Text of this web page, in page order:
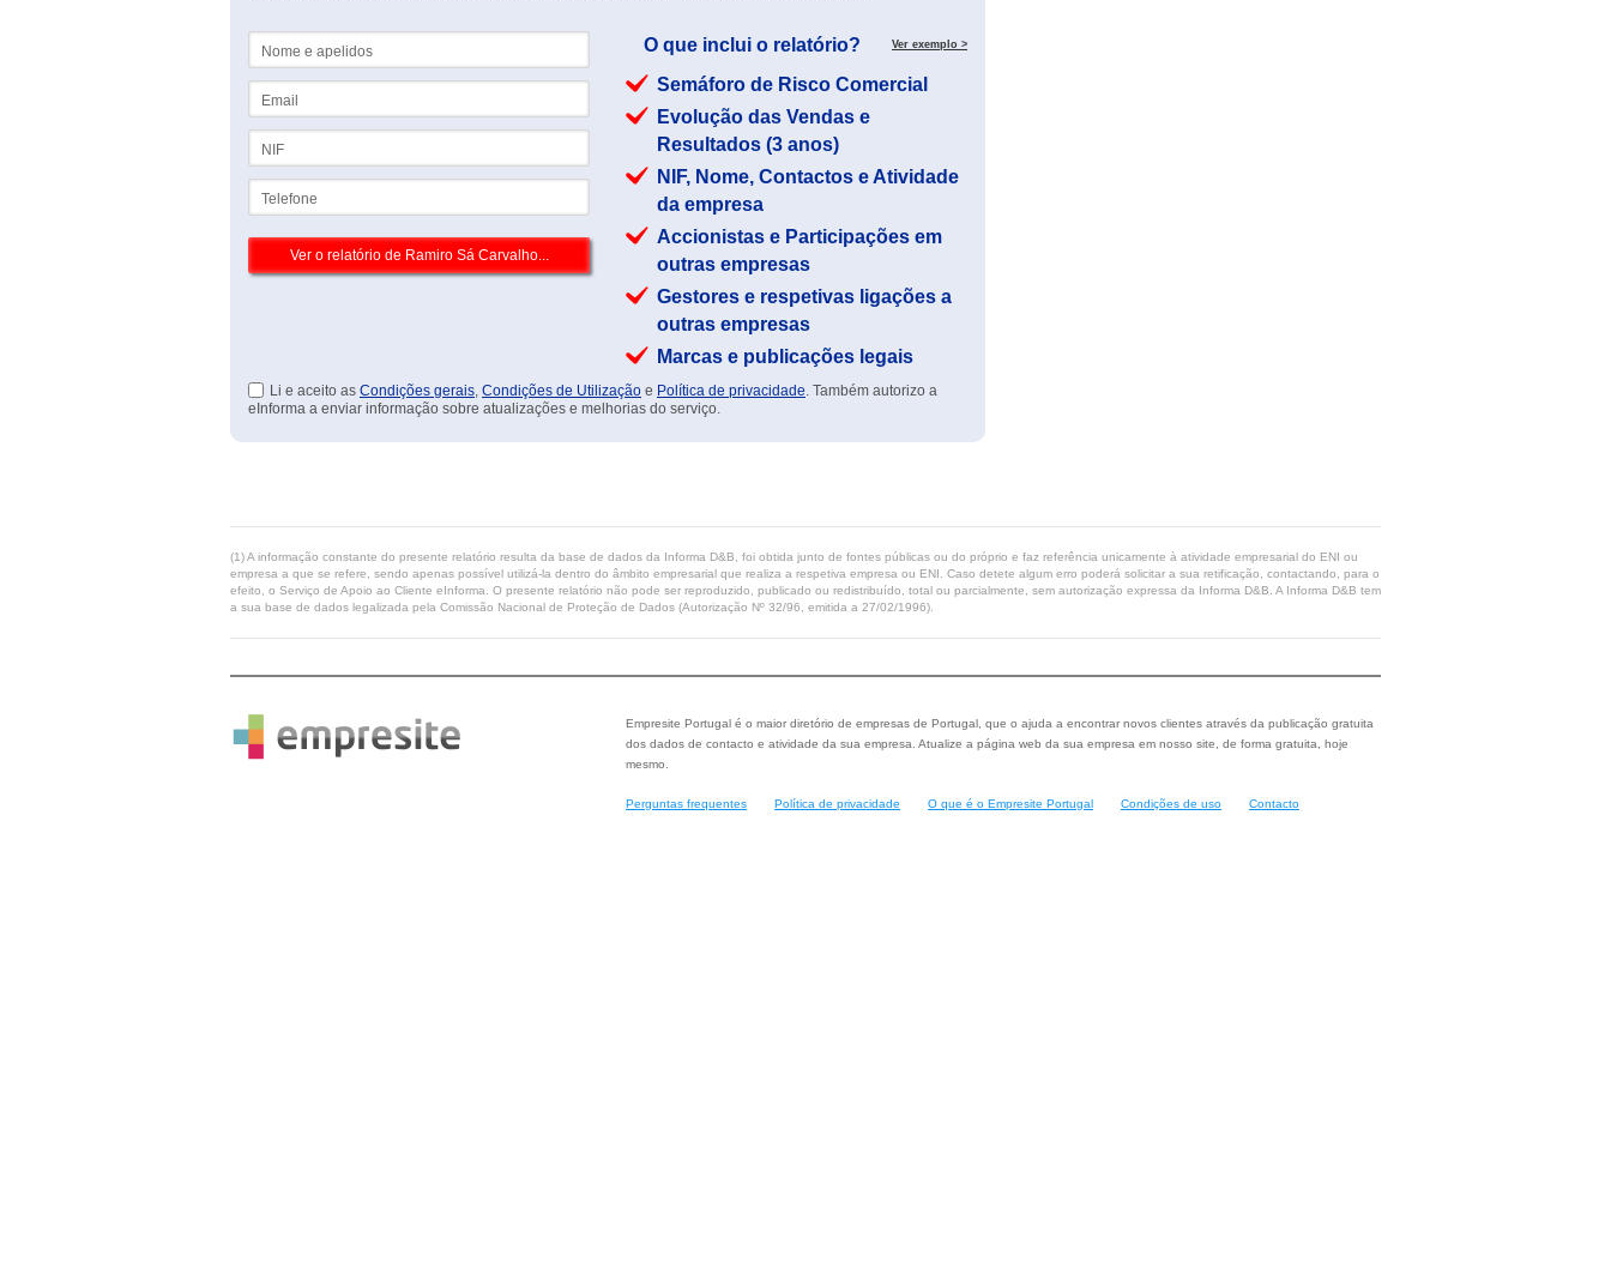
O que inclui o relatório? Ver exemplo >
Semáforo de Risco Comercial
Evolução das Vendas e
Resultados (3 anos)
NIF, Nome, Contactos e Atividade
da empresa
Accionistas e Participações em
outras empresas
Gestores e respetivas ligações a
outras empresas
Marcas e publicações legais
Li e aceito as Condições gerais, Condições de Utilização e Política de privacidade. Também autorizo a
eInforma a enviar informação sobre atualizações e melhorias do serviço.
(1) A informação constante do presente relatório resulta da base de dados da Informa D&B, foi obtida junto de fontes públicas ou do próprio e faz referência unicamente à atividade empresarial do ENI ou
empresa a que se refere, sendo apenas possível utilizá-la dentro do âmbito empresarial que realiza a respetiva empresa ou ENI. Caso detete algum erro poderá solicitar a sua retificação, contactando, para o
efeito, o Serviço de Apoio ao Cliente eInforma. O presente relatório não pode ser reproduzido, publicado ou redistribuído, total ou parcialmente, sem autorização expressa da Informa D&B. A Informa D&B tem
a sua base de dados legalizada pela Comissão Nacional de Proteção de Dados (Autorização Nº 32/96, emitida a 27/02/1996).
Empresite Portugal é o maior diretório de empresas de Portugal, que o ajuda a encontrar novos clientes através da publicação gratuita
dos dados de contacto e atividade da sua empresa. Atualize a página web da sua empresa em nosso site, de forma gratuita, hoje
mesmo.
Perguntas frequentes Política de privacidade O que é o Empresite Portugal Condições de uso Contacto